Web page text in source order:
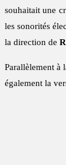
souhaitait une
les sonorités
la direction de
Parallèlement à
également la